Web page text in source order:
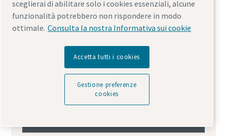
Kit di manutenzione per compressori
sceglierai di abilitare solo i cookies essenziali, alcune
funzionalità potrebbero non rispondere in modo
ottimale. Consulta la nostra Informativa sui cookie
Accetta tutti i cookies
Gestione preferenze
cookies